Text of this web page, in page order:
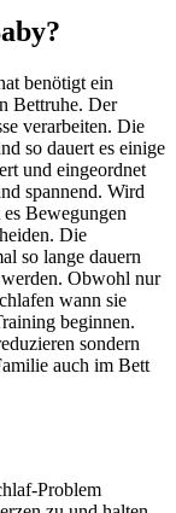
benötigt ein
Bettruhe. Der
verarbeiten. Die
so dauert es einige
und eingeordnet
spannend. Wird
Bewegungen
Die
so lange dauern
Obwohl nur
wann sie
beginnen.
sondern
auch im Bett
Problem